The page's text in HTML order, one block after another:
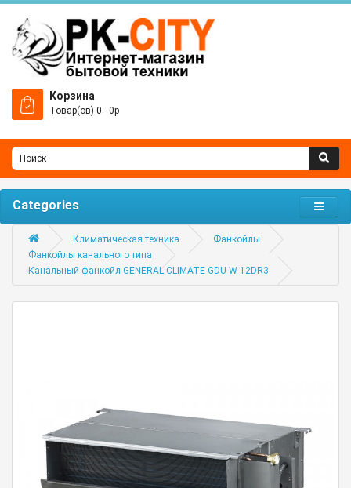
Корзина
Товар(ов) 0 - 0р
Categories
Климатическая техника
Фанкойлы
Фанкойлы канального типа
Канальный фанкойл GENERAL CLIMATE GDU-W-12DR3